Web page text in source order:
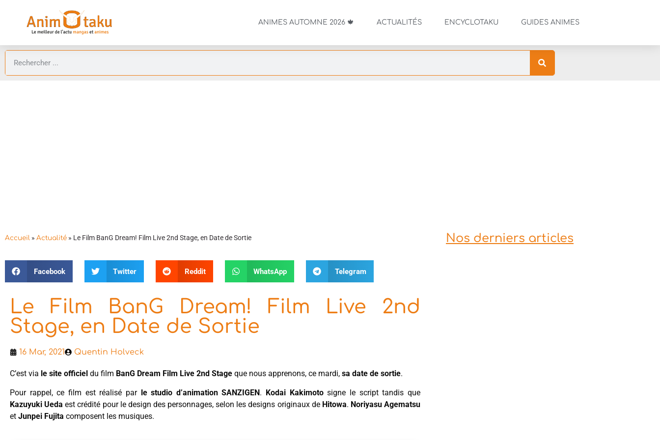
ANIMES AUTOMNE 2026 🍁 ACTUALITÉS ENCYCLOTAKU GUIDES ANIMES
Accueil » Actualité » Le Film BanG Dream! Film Live 2nd Stage, en Date de Sortie
Facebook Twitter Reddit WhatsApp Telegram
Le Film BanG Dream! Film Live 2nd
Stage, en Date de Sortie
16 Mar, 2021 Quentin Holveck
C’est via le site officiel du film BanG Dream Film Live 2nd Stage que nous apprenons, ce mardi, sa date de sortie.
Pour rappel, ce film est réalisé parle studio d’animation SANZIGEN. Kodai Kakimotosigne le script tandis que
Kazuyuki Ueda est crédité pour le design des personnages, selon les designs originaux de Hitowa. Noriyasu Agematsu
et Junpei Fujita composent les musiques.
Nos derniers articles